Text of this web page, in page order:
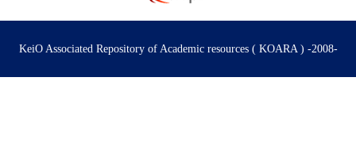
KeiO Associated Repository of Academic resources ( KOARA ) -2008-